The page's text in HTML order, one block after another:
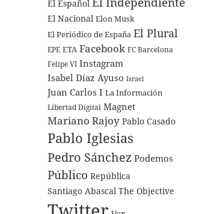
El Español
El Nacional Elon Musk
El Periódico de España El Plural
EPE ETA Facebook FC Barcelona
Felipe VI Instagram
Isabel Díaz Ayuso Israel
Juan Carlos I La Información
Libertad Digital Magnet
Mariano Rajoy Pablo Casado
Pablo Iglesias
Pedro Sánchez Podemos
Público República
Santiago Abascal The Objective